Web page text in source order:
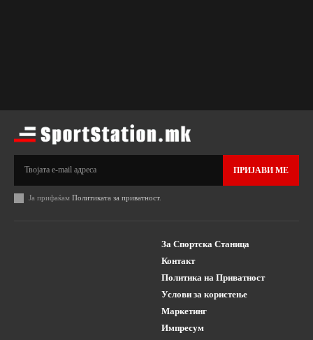
ПРИЈАВИ МЕ
Ја прифаќам Политиката за приватност.
За Спортска Станица
Контакт
Политика на Приватност
Услови за користење
Маркетинг
Импресум